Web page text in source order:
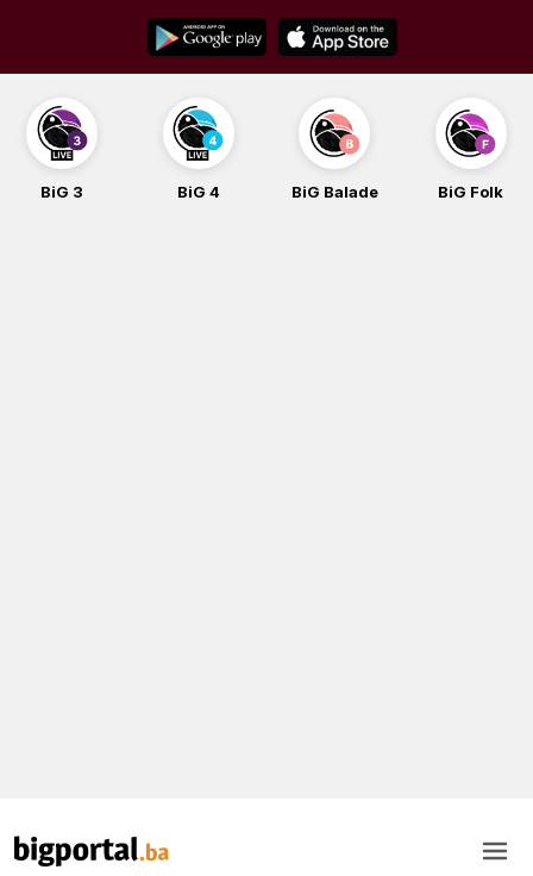
content
BiG 3 BiG 4 BiG Balade BiG Folk